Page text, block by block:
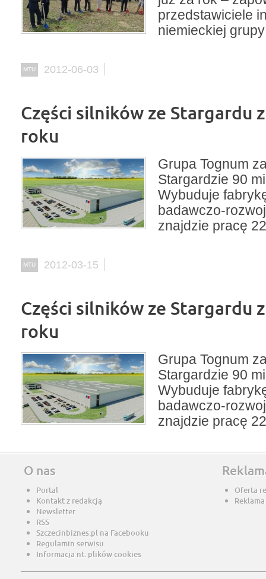
przedstawiciele
niemieckiej
MTU 2012-06-03
Części silników ze Stargardu
roku
Grupa Tognum
Stargardzie 90
Wybuduje
badawczo-
znajdzie pracę
MTU 2012-03-15
Części silników ze Stargardu
roku
Grupa Tognum
Stargardzie 90
Wybuduje
badawczo-
znajdzie pracę
O nas
Portal
Kontakt z redakcją
Newsletter
RSS
Szczecinbiznes.pl na Facebooku
Regulamin serwisu
Informacja nt. plików cookies
Oferta